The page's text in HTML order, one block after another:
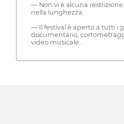
— Non vi è alcuna
nella lunghezza.
— Il festival è aperto a tutti i
documentario,
video musicale...